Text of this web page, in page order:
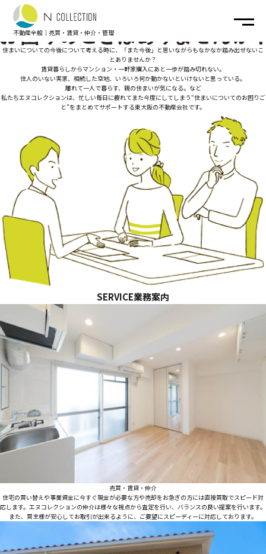
不動産全般｜売買・賃貸・仲介・管理
住まいについての今後について考える時に、
「また今後」と思いながらもなかなか踏み出せないこ
とありませんか？
賃貸暮らしからマンション・一軒家購入にあと一歩が踏み切れない。
住人のいない実家、相続した空地、いろいろ何か動かないといけないと思っている。
離れて一人で暮らす、親の住まいが気になる。など
私たちエヌコレクションは、 忙しい毎日に疲れてまた今度にしてしまう“住まいについてのお困りご
と”を まとめてサポートする東大阪の不動産会社です。
SERVICE業務案内
売買・賃貸・仲介
住宅の買い替えや事業資金に今すぐ現金が必要な方や売却をお急ぎの方には直接買取でスピード対
応します。エヌコレクションの仲介は様々な視点から査定を行い、バランスの良い提案を行います。
また、買主様が安心してお取引が出来るように、ご要望にスピーディーに対応しております。